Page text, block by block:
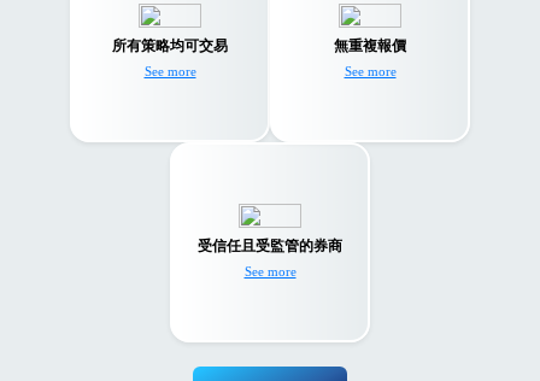
所有策略均可交易
See more
交易者還是 EA 交易者
- TMGM 都為您提供
發揮潛力的最佳環
無重複報價
See more
深度的流動性和閃電
般的執行速度不會產
生重複報價。
受信任且受監管的券商
See more
the world‘s leading
financial regulator, the
Australian Securities and
Investment Commission